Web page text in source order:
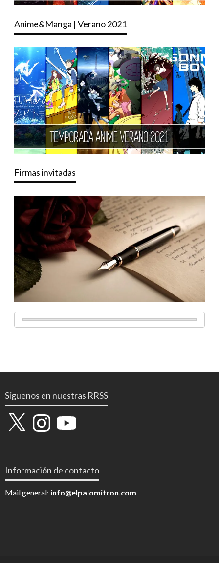
Anime&Manga | Verano 2021
Firmas invitadas
Síguenos en nuestras RRSS
X InstagramYouTube
Información de contacto
Mail general: info@elpalomitron.com